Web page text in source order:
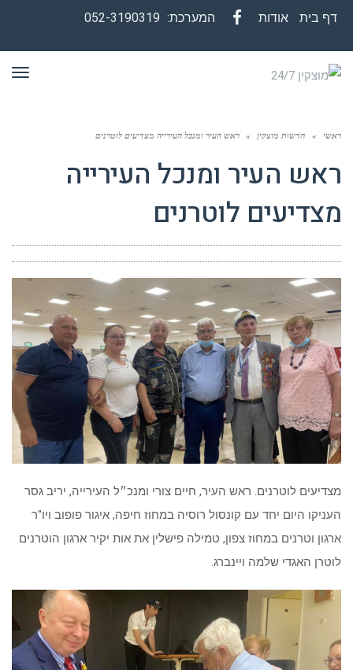
דף בית
אודות
המערכת: 052-3190319
ראשי » חדשות מוצקין » ראש העיר ומנכל העירייה מצדיעים לוטרנים
ראש העיר ומנכל העירייה
מצדיעים לוטרנים
מצדיעים לוטרנים. ראש העיר, חיים צורי ומנכ״ל העירייה, יריב גסר
העניקו היום יחד עם קונסול רוסיה במחוז חיפה, איגור פופוב ויו"ר
ארגון וטרנים במחוז צפון, טמילה פישלין את אות יקיר ארגון הוטרנים
לוטרן האגדי שלמה ויינברג.